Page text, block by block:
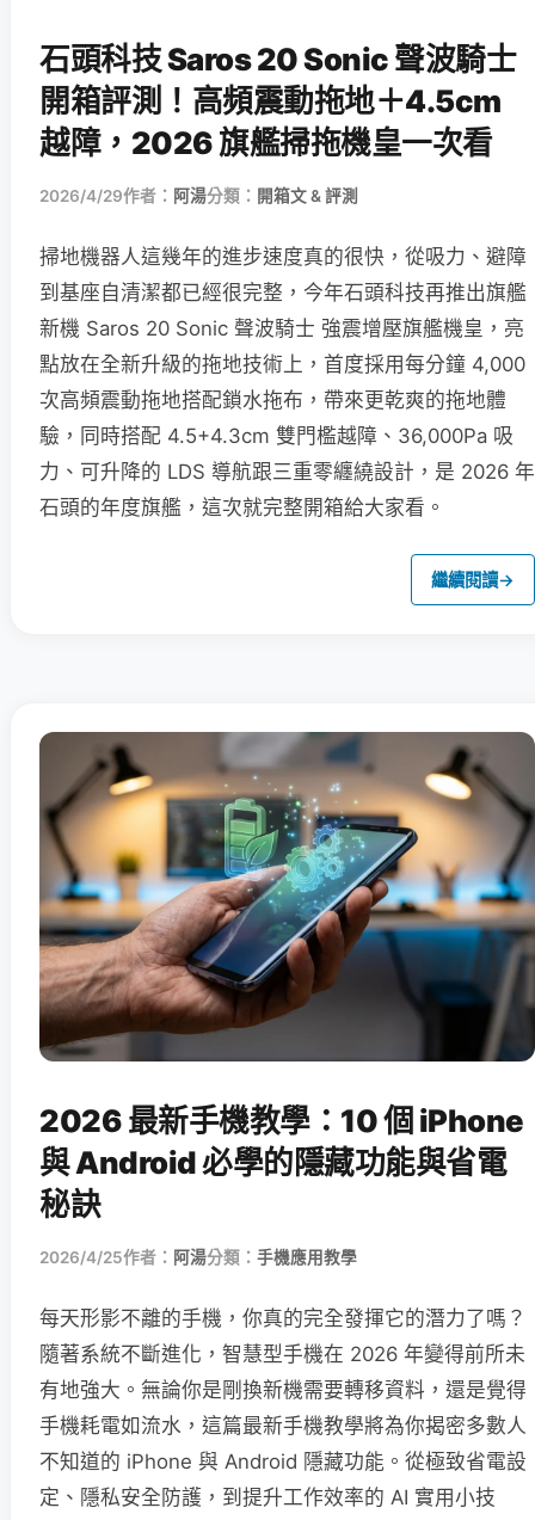
石頭科技 Saros 20 Sonic 聲波騎士
開箱評測！高頻震動拖地＋4.5cm
越障，2026 旗艦掃拖機皇一次看
2026/4/29作者： 阿湯分類： 開箱文 & 評測
掃地機器人這幾年的進步速度真的很快，從吸力、避障
到基座自清潔都已經很完整，今年石頭科技再推出旗艦
新機 Saros 20 Sonic 聲波騎士 強震增壓旗艦機皇，亮
點放在全新升級的拖地技術上，首度採用每分鐘 4,000
次高頻震動拖地搭配鎖水拖布，帶來更乾爽的拖地體
驗，同時搭配 4.5+4.3cm 雙門檻越障、36,000Pa 吸
力、可升降的 LDS 導航跟三重零纏繞設計，是 2026 年
石頭的年度旗艦，這次就完整開箱給大家看。
繼續閱讀→
2026 最新手機教學：10 個 iPhone
與 Android 必學的隱藏功能與省電
秘訣
2026/4/25作者： 阿湯分類： 手機應用教學
每天形影不離的手機，你真的完全發揮它的潛力了嗎？
隨著系統不斷進化，智慧型手機在 2026 年變得前所未
有地強大。無論你是剛換新機需要轉移資料，還是覺得
手機耗電如流水，這篇最新手機教學將為你揭密多數人
不知道的 iPhone 與 Android 隱藏功能。從極致省電設
定、隱私安全防護，到提升工作效率的 AI 實用小技